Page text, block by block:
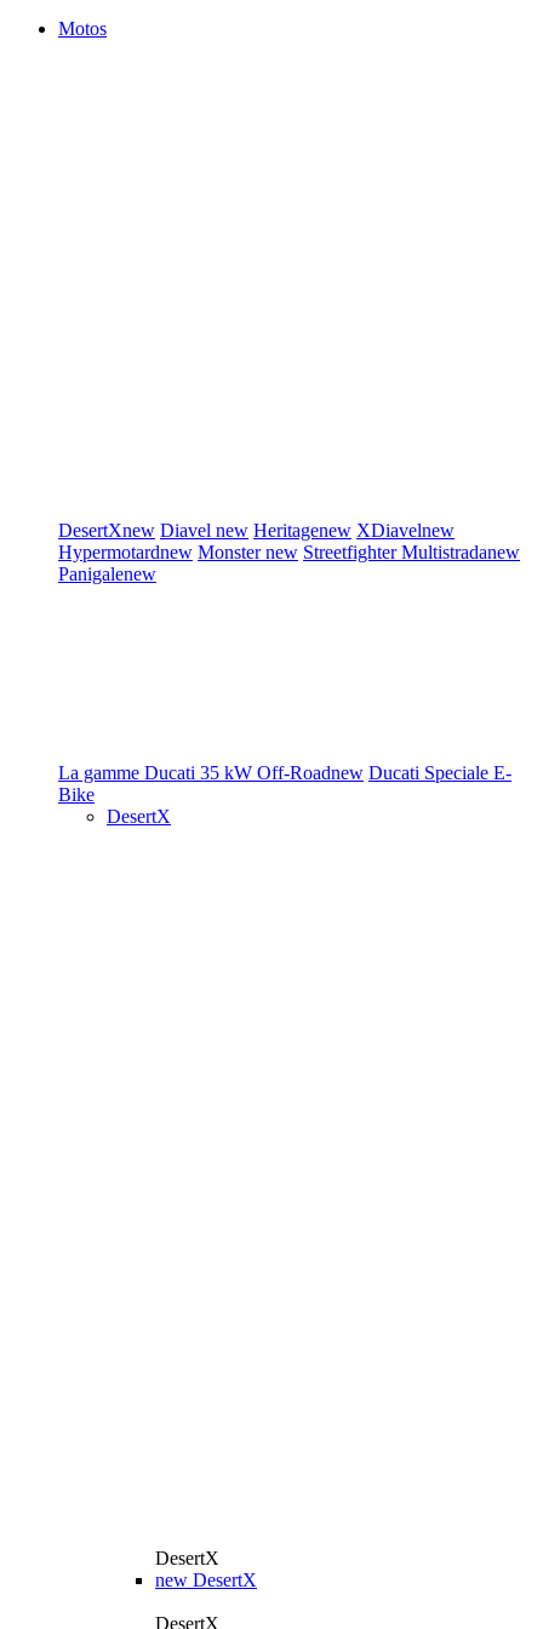
Motos
DesertXnew Diavel new Heritagenew XDiavelnew
Hypermotardnew Monsternew StreetfighterMultistradanew
Panigalenew
La gamme Ducati 35 kW Off-Roadnew Ducati Speciale E-
Bike
DesertX
DesertX
new DesertX
DesertX